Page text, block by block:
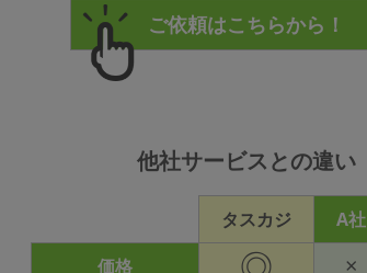
他社サービスとの違い
タスカジ A社
価格
×